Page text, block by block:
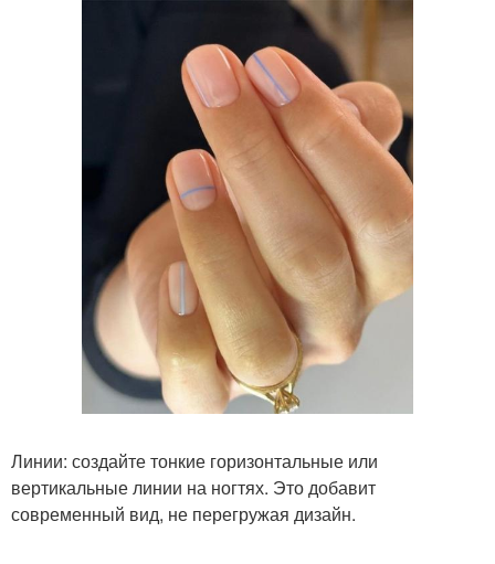
Линии: создайте тонкие горизонтальные или
вертикальные линии на ногтях. Это добавит
современный вид, не перегружая дизайн.